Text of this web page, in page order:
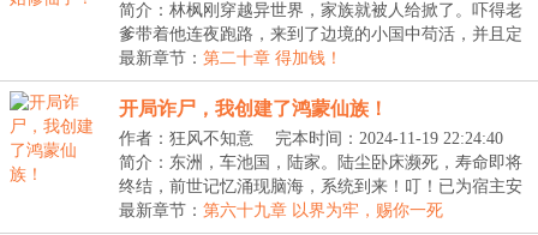
简介：林枫刚穿越异世界，家族就被人给掀了。吓得老
爹带着他连夜跑路，来到了边境的小国中苟活，并且定
下...
最新章节： 第二十章 得加钱！
开局诈尸，我创建了鸿蒙仙族！
作者：狂风不知意
完本时间：2024-11-19 22:24:40
简介：东洲，车池国，陆家。陆尘卧床濒死，寿命即将
终结，前世记忆涌现脑海，系统到来！叮！已为宿主安
装...
最新章节： 第六十九章 以界为牢，赐你一死